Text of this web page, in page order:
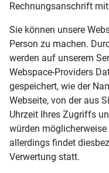
Rechnungsanschrift
Sie können unsere
Person zu machen.
werden auf unserem
Webspace-Providers
gespeichert, wie der
Webseite, von der aus
Uhrzeit Ihres Zugriffs
würden
allerdings findet
Verwertung statt.